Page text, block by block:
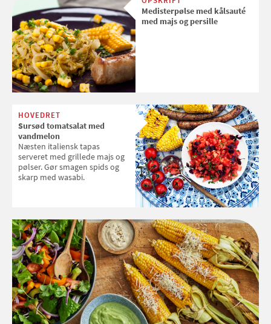
Medisterpølse med kålsauté
med majs og persille
HOVEDRET
Sursød tomatsalat med
vandmelon
Næsten italiensk tapas
serveret med grillede majs og
pølser. Gør smagen spids og
skarp med wasabi.